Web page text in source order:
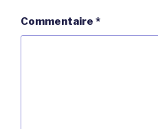
Commentaire *